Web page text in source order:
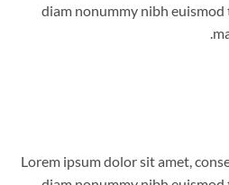
diam nonummy nibh
Lorem ipsum dolor sit amet,